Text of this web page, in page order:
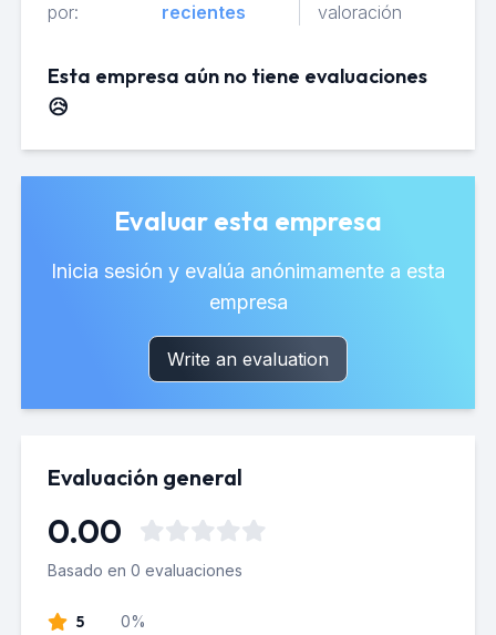
por:
recientes
valoración
Esta empresa aún no tiene evaluaciones
😥
Evaluar esta empresa
Inicia sesión y evalúa anónimamente a esta
empresa
Write an evaluation
Evaluación general
0.00
Basado en 0 evaluaciones
5 0%